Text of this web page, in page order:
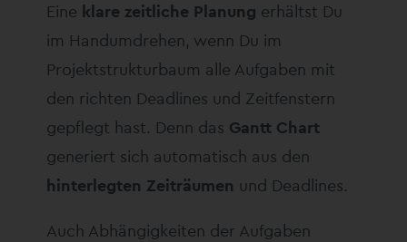
Eine klare zeitliche Planung erhältst Du
im Handumdrehen, wenn Du im
Projektstrukturbaum alle Aufgaben mit
den richten Deadlines und Zeitfenstern
gepflegt hast. Denn das Gantt Chart
generiert sich automatisch aus den
hinterlegten Zeiträumen und Deadlines.
Auch Abhängigkeiten der Aufgaben